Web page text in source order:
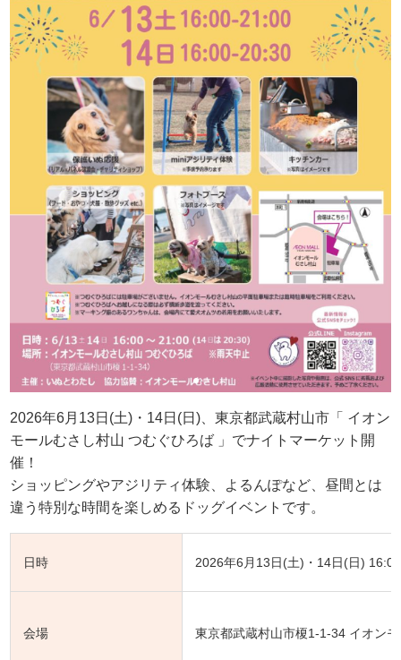
2026年6月13日(土)・14日(日)、東京都武蔵村山市「 イオン
モールむさし村山 つむぐひろば 」でナイトマーケット開
催！
ショッピングやアジリティ体験、よるんぽなど、昼間とは
違う特別な時間を楽しめるドッグイベントです。
日時 2026年6月13日(土)・14日(日)
会場 東京都武蔵村山市榎1-1-34 イオン